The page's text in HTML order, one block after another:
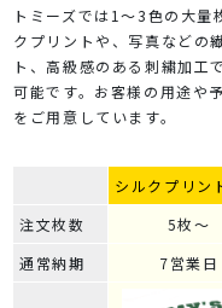
トミーズでは1～3色の大量
クプリントや、写真などの
ト、高級感のある刺繍加工
可能です。お客様の用途や
をご用意しています。
シルクプリン
注文枚数
5枚～
通常納期
7営業日